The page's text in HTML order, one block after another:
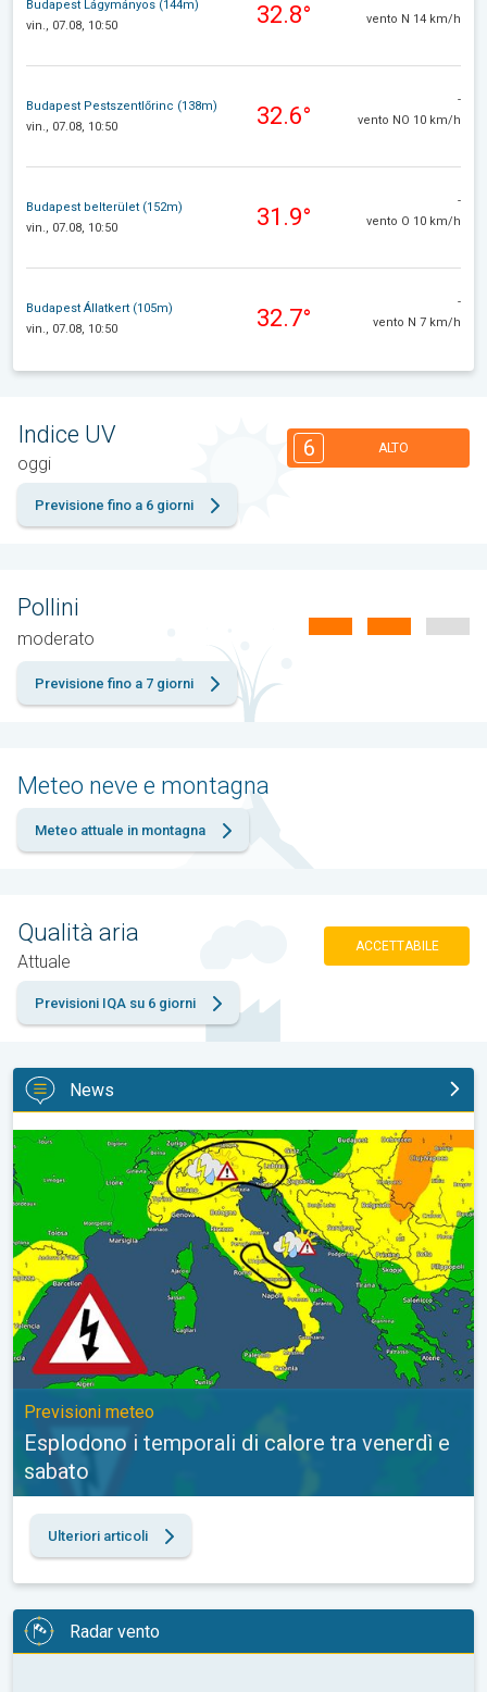
Budapest Lágymányos (144m)
vin., 07.08, 10:50
32.8°
vento N 14 km/h
Budapest Pestszentlőrinc (138m)
vin., 07.08, 10:50
32.6°
-
vento NO 10 km/h
Budapest belterület (152m)
vin., 07.08, 10:50
31.9°
-
vento O 10 km/h
Budapest Állatkert (105m)
vin., 07.08, 10:50
32.7°
-
vento N 7 km/h
Indice UV
oggi
6 ALTO
Previsione fino a 6 giorni
Pollini
moderato
Previsione fino a 7 giorni
Meteo neve e montagna
Meteo attuale in montagna
Qualità aria
Attuale
ACCETTABILE
Previsioni IQA su 6 giorni
News
Esplodono i temporali di calore tra venerdì e sabato.
Previsioni meteo
Esplodono i temporali di calore tra venerdì e
sabato
Ulteriori articoli
Radar vento